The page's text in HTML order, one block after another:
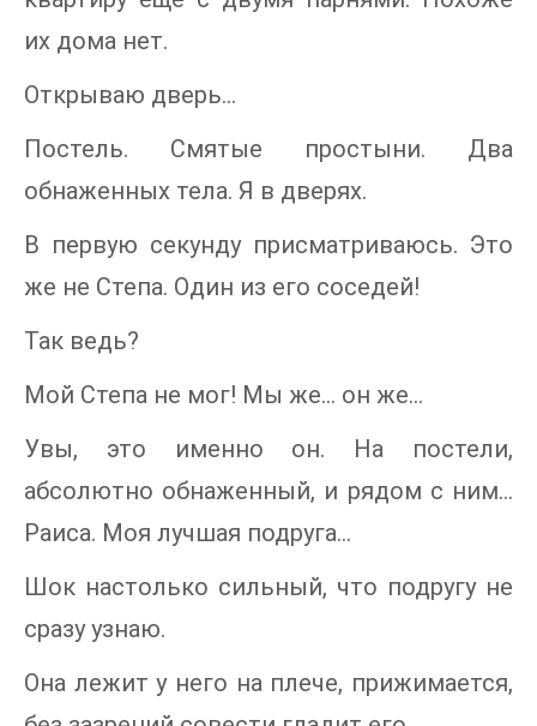
их дома нет.
Открываю дверь…
Постель. Смятые простыни. Два
обнаженных тела. Я в дверях.
В первую секунду присматриваюсь. Это
же не Степа. Один из его соседей!
Так ведь?
Мой Степа не мог! Мы же… он же…
Увы, это именно он. На постели,
абсолютно обнаженный, и рядом с ним…
Раиса. Моя лучшая подруга…
Шок настолько сильный, что подругу не
сразу узнаю.
Она лежит у него на плече, прижимается,